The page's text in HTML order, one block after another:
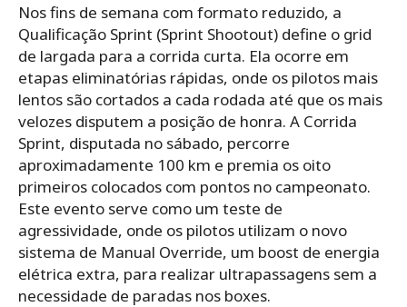
Nos fins de semana com formato reduzido, a
Qualificação Sprint (Sprint Shootout) define o grid
de largada para a corrida curta. Ela ocorre em
etapas eliminatórias rápidas, onde os pilotos mais
lentos são cortados a cada rodada até que os mais
velozes disputem a posição de honra. A Corrida
Sprint, disputada no sábado, percorre
aproximadamente 100 km e premia os oito
primeiros colocados com pontos no campeonato.
Este evento serve como um teste de
agressividade, onde os pilotos utilizam o novo
sistema de Manual Override, um boost de energia
elétrica extra, para realizar ultrapassagens sem a
necessidade de paradas nos boxes.